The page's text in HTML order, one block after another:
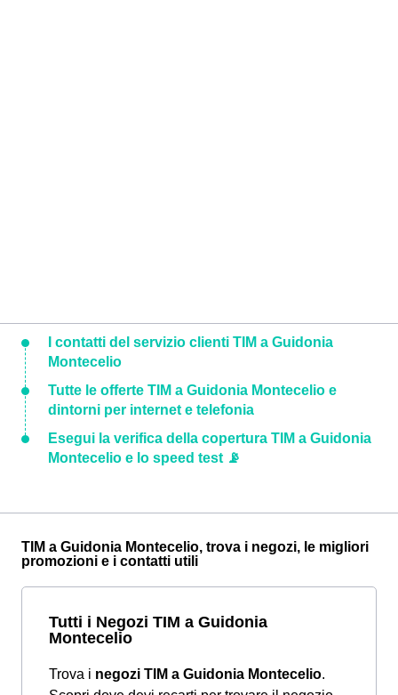
I contatti del servizio clienti TIM a Guidonia
Montecelio
Tutte le offerte TIM a Guidonia Montecelio e
dintorni per internet e telefonia
Esegui la verifica della copertura TIM a Guidonia
Montecelio e lo speed test 📡
TIM a Guidonia Montecelio, trova i negozi, le migliori
promozioni e i contatti utili
Tutti i Negozi TIM a Guidonia
Montecelio
Trova i negozi TIM a Guidonia Montecelio.